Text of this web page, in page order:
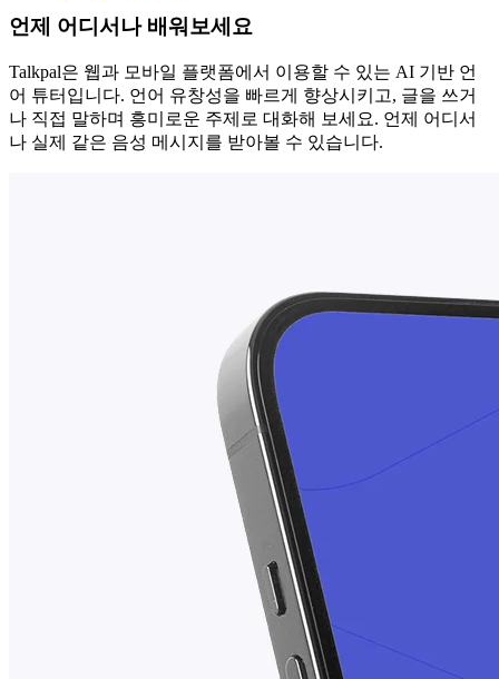
언제 어디서나 배워보세요
Talkpal은 웹과 모바일 플랫폼에서 이용할 수 있는 AI 기반 언
어 튜터입니다. 언어 유창성을 빠르게 향상시키고, 글을 쓰거
나 직접 말하며 흥미로운 주제로 대화해 보세요. 언제 어디서
나 실제 같은 음성 메시지를 받아볼 수 있습니다.